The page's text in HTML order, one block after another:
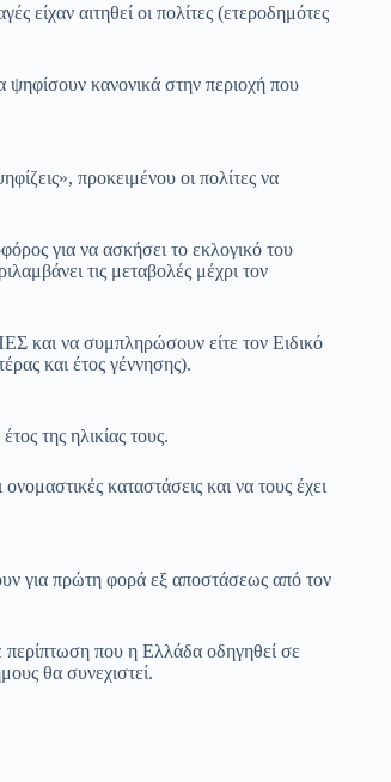
είχαν αιτηθεί οι πολίτες (ετεροδημότες
κανονικά στην περιοχή που
προκειμένου οι πολίτες να
για να ασκήσει το εκλογικό του
τις μεταβολές μέχρι τον
και να συμπληρώσουν είτε τον Ειδικό
και έτος γέννησης).
της ηλικίας τους.
καταστάσεις και να τους έχει
για πρώτη φορά εξ αποστάσεως από τον
περίπτωση που η Ελλάδα οδηγηθεί σε
θα συνεχιστεί.